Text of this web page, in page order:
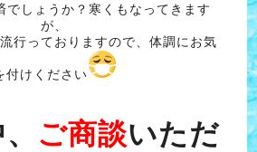
でしょうか？寒くもなってきます
が、
行っておりますので、体調にお気
付けください
ご商談いただ